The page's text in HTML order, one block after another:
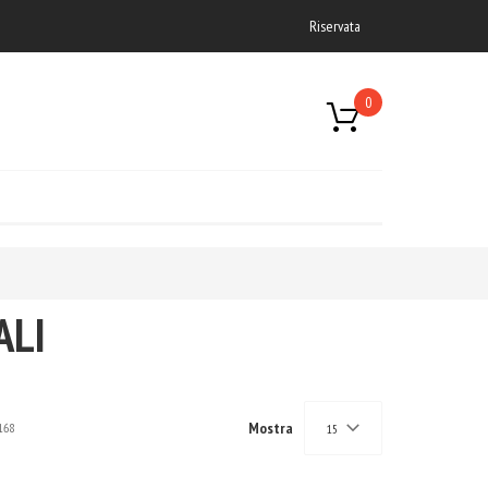
Riservata
0
Mostra 15